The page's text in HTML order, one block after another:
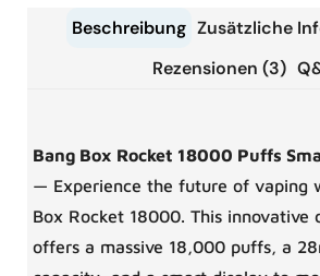
Beschreibung Zusätzliche
Rezensionen (3)
Bang Box Rocket 18000 Puffs
— Experience the future of vaping
Box Rocket 18000. This innovative
offers a massive 18,000 puffs, a